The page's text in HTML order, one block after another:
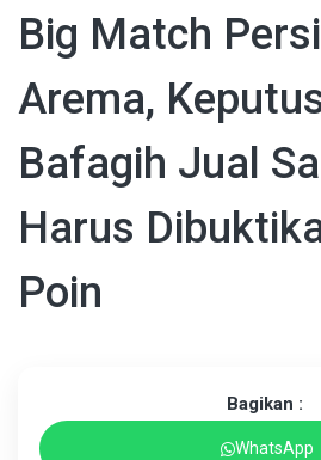
Big Match
Arema,
Bafagih Jual
Harus
Poin
Bagikan :
WhatsApp